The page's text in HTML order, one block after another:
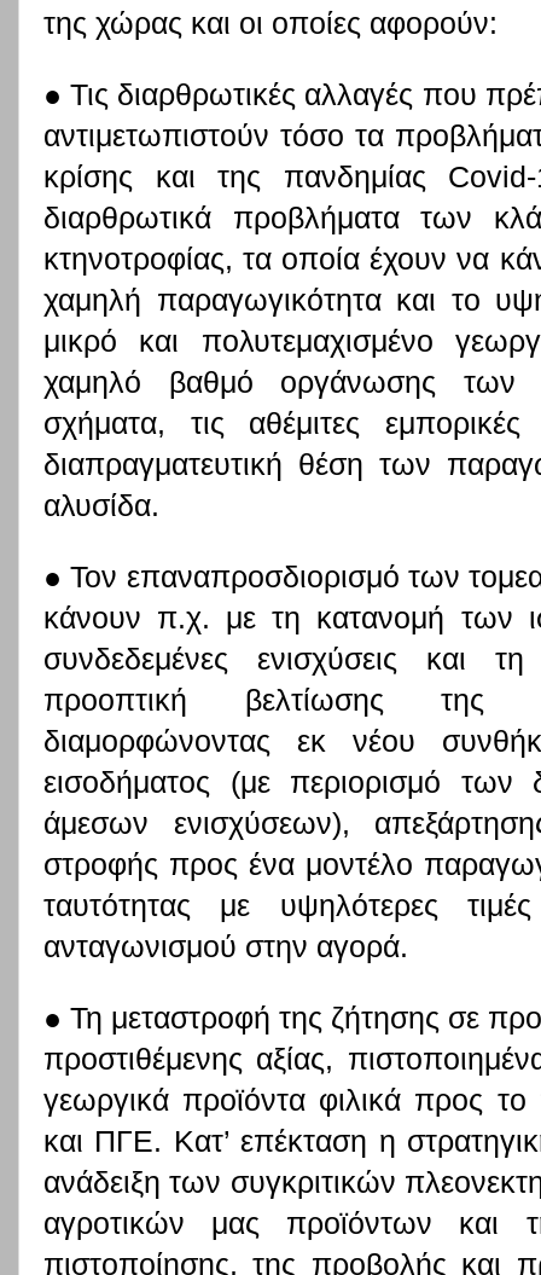
της χώρας και οι οποίες αφορούν:
● Τις διαρθρωτικές αλλαγές που
αντιμετωπιστούν τόσο τα
κρίσης και της πανδημίας
διαρθρωτικά προβλήματα των
κτηνοτροφίας, τα οποία έχουν να
χαμηλή παραγωγικότητα και το
μικρό και πολυτεμαχισμένο
χαμηλό βαθμό οργάνωσης των
σχήματα, τις αθέμιτες
διαπραγματευτική θέση των
αλυσίδα.
● Τον επαναπροσδιορισμό των
κάνουν π.χ. με τη κατανομή των
συνδεδεμένες ενισχύσεις και
προοπτική βελτίωσης της
διαμορφώνοντας εκ νέου
εισοδήματος (με περιορισμό
άμεσων ενισχύσεων),
στροφής προς ένα μοντέλο
ταυτότητας με υψηλότερες
ανταγωνισμού στην αγορά.
● Τη μεταστροφή της ζήτησης σε
προστιθέμενης αξίας,
γεωργικά προϊόντα φιλικά προς
και ΠΓΕ. Κατ’ επέκταση η
ανάδειξη των συγκριτικών
αγροτικών μας προϊόντων και
πιστοποίησης, της προβολής και